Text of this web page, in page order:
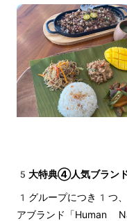
5大特典④人気ブラン
1グループにつき1つ、
アブランド「Human